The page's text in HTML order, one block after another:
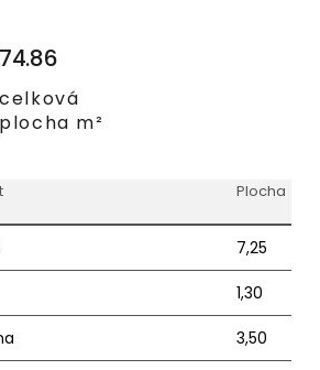
74.86
celková
plocha m²
Plocha
7,25
1,30
3,50